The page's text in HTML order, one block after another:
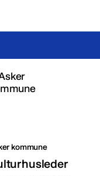
kommune